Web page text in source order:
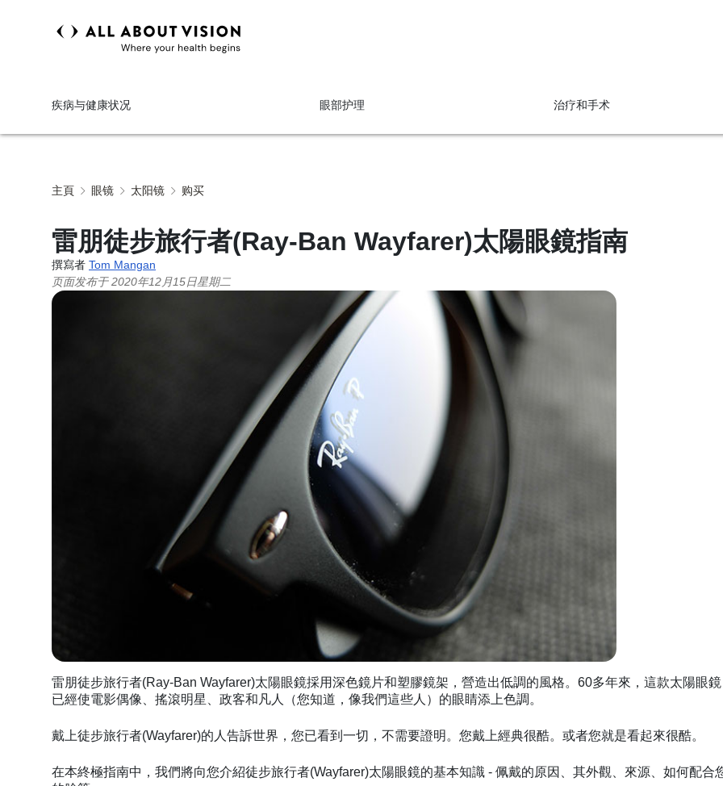
疾病与健康状况 眼部护理 治疗和手术
主頁 眼镜 太阳镜 购买
雷朋徒步旅行者(Ray-Ban Wayfarer)太陽眼鏡指南
撰寫者 Tom Mangan
页面发布于2020年12月15日星期二
雷朋徒步旅行者(Ray-Ban Wayfarer)太陽眼鏡採用深色鏡片和塑膠鏡架，營造出低調的風格。60多年來，這款太陽眼鏡
已經使電影偶像、搖滾明星、政客和凡人（您知道，像我們這些人）的眼睛添上色調。
戴上徒步旅行者(Wayfarer)的人告訴世界，您已看到一切，不需要證明。您戴上經典很酷。或者您就是看起來很酷。
在本終極指南中，我們將向您介紹徒步旅行者(Wayfarer)太陽眼鏡的基本知識 - 佩戴的原因、其外觀、來源、如何配合